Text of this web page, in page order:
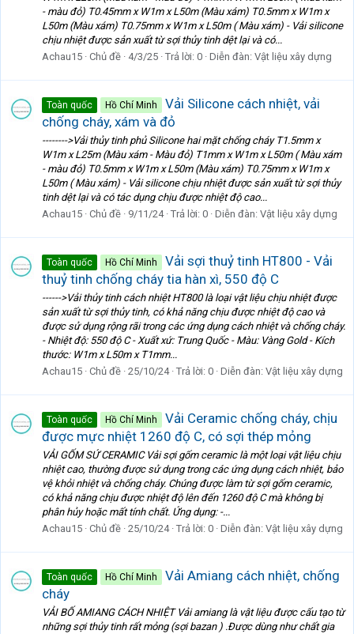
- màu đỏ) T0.45mm x W1m x L50m (Màu xám) T0.5mm x W1m x
L50m (Màu xám) T0.75mm x W1m x L50m ( Màu xám) - Vải silicone
chịu nhiệt được sản xuất từ sợi thủy tinh dệt lại và có...
Achau15 Chủ đề 4/3/25 Trả lời: 0 Diễn đàn: Vật liệu xây dựng
Toàn quốc Hồ Chí Minh
Vải Silicone cách nhiệt, vải
chống cháy, xám và đỏ
-------->Vải thủy tinh phủ Silicone hai mặt chống cháy T1.5mm x
W1m x L25m (Màu xám - Màu đỏ) T1mm x W1m x L50m ( Màu xám
- màu đỏ) T0.5mm x W1m x L50m (Màu xám) T0.75mm x W1m x
L50m ( Màu xám) - Vải silicone chịu nhiệt được sản xuất từ sợi thủy
tinh dệt lại và có tác dụng chịu được nhiệt độ cao...
Achau15 Chủ đề 9/11/24 Trả lời: 0 Diễn đàn: Vật liệu xây dựng
Toàn quốc Hồ Chí Minh
Vải sợi thuỷ tinh HT800 - Vải
thuỷ tinh chống cháy tia hàn xì, 550 độ C
------>Vải thủy tinh cách nhiệt HT800 là loại vật liệu chịu nhiệt được
sản xuất từ sợi thủy tinh, có khả năng chịu được nhiệt độ cao và
được sử dụng rộng rãi trong các ứng dụng cách nhiệt và chống cháy.
- Nhiệt độ: 550 độ C - Xuất xứ: Trung Quốc - Màu: Vàng Gold - Kích
thước: W1m x L50m x T1mm...
Achau15 Chủ đề 25/10/24 Trả lời: 0 Diễn đàn: Vật liệu xây dựng
Toàn quốc Hồ Chí Minh
Vải Ceramic chống cháy, chịu
được mực nhiệt 1260 độ C, có sợi thép mỏng
VẢI GỐM SỨ CERAMIC Vải sợi gốm ceramic là một loại vật liệu chịu
nhiệt cao, thường được sử dụng trong các ứng dụng cách nhiệt, bảo
vệ khỏi nhiệt và chống cháy. Chúng được làm từ sợi gốm ceramic,
có khả năng chịu được nhiệt độ lên đến 1260 độ C mà không bị
phân hủy hoặc mất tính chất. Ứng dụng: -...
Achau15 Chủ đề 25/10/24 Trả lời: 0 Diễn đàn: Vật liệu xây dựng
Toàn quốc Hồ Chí Minh
Vải Amiang cách nhiệt, chống
cháy
VẢI BỐ AMIANG CÁCH NHIỆT Vải amiang là vật liệu được cấu tạo từ
những sợi thủy tinh rất mỏng (sợi bazan ) .Được dùng như chất gia